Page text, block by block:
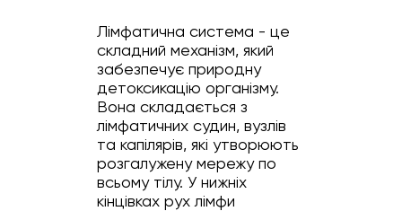
Лімфатична система - це
складний механізм, який
забезпечує природну
детоксикацію організму.
Вона складається з
лімфатичних судин, вузлів
та капілярів, які утворюють
розгалужену мережу по
всьому тілу. У нижніх
кінцівках рух лімфи